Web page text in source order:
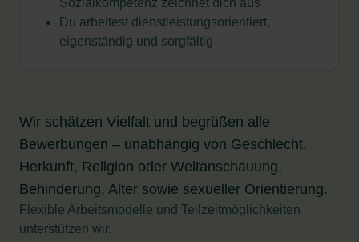
Sozialkompetenz zeichnet dich aus
Du arbeitest dienstleistungsorientiert,
eigenständig und sorgfältig
Wir schätzen Vielfalt und begrüßen alle
Bewerbungen – unabhängig von Geschlecht,
Herkunft, Religion oder Weltanschauung,
Behinderung, Alter sowie sexueller Orientierung.
Flexible Arbeitsmodelle und Teilzeitmöglichkeiten
unterstützen wir.